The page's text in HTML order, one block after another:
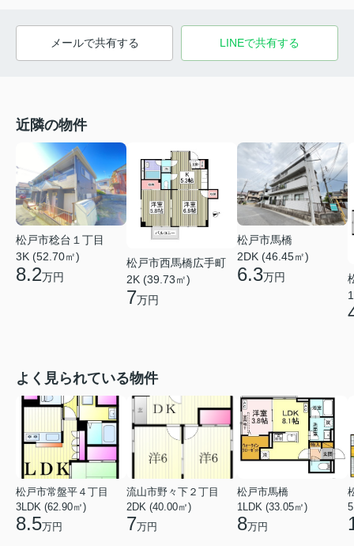
メールで共有する LINEで共有する
近隣の物件
松戸市稔台１丁目
3K (52.70㎡)
8.2万円
松戸市西馬橋広手町
2K (39.73㎡)
7万円
松戸市馬橋
2DK (46.45㎡)
6.3万円
よく見られている物件
松戸市常盤平４丁目
3LDK (62.90㎡)
8.5万円
流山市野々下２丁目
2DK (40.00㎡)
7万円
松戸市馬橋
1LDK (33.05㎡)
8万円